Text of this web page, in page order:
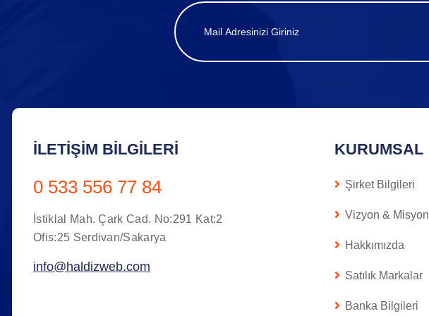
İLETIŞIM BILGILERI
0 533 556 77 84
İstiklal Mah. Çark Cad. No:291 Kat:2
Ofis:25 Serdivan/Sakarya
info@haldizweb.com
KURUMSAL
Şirket Bilgileri
Vizyon & Misyon
Hakkımızda
Satılık Markalar
Banka Bilgileri